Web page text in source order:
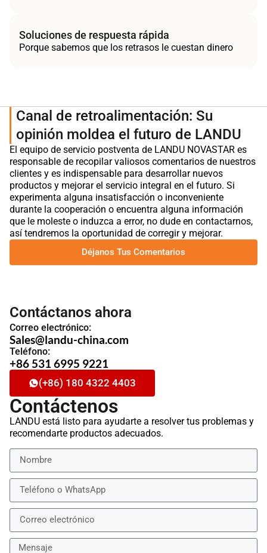
Soluciones de respuesta rápida
Porque sabemos que los retrasos le cuestan dinero
Canal de retroalimentación: Su
opinión moldea el futuro de LANDU
El equipo de servicio postventa de LANDU NOVASTAR es
responsable de recopilar valiosos comentarios de nuestros
clientes y es indispensable para desarrollar nuevos
productos y mejorar el servicio integral en el futuro. Si
experimenta alguna insatisfacción o inconveniente
durante la cooperación o encuentra alguna información
que le moleste o induzca a error, no dude en contactarnos,
así tendremos la oportunidad de corregir y mejorar.
Déjanos Tus Comentarios
Contáctanos ahora
Correo electrónico:
Sales@landu-china.com
Teléfono:
+86 531 6995 9221
(+86) 180 4322 4403
Contáctenos
LANDU está listo para ayudarte a resolver tus problemas y
recomendarte productos adecuados.